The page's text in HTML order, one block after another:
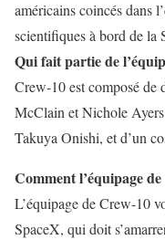
américains coincés dans
scientifiques à bord de la
Qui fait partie de
Crew-10 est composé
McClain et Nichole
Takuya Onishi, et d’un
Comment l’équipage
L’équipage de Crew-10
SpaceX, qui doit